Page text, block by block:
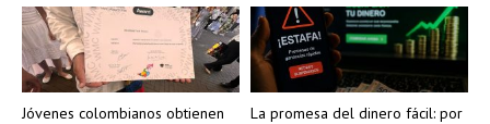
Jóvenes colombianos obtienen
La promesa del dinero fácil: por